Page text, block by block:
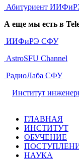
Абитуриент
А еще мы есть в
ИИФиРЭ СФУ
AstroSFU Channel
РадиоЛаба СФУ
Институт
ГЛАВНАЯ
ИНСТИТУТ
ОБУЧЕНИЕ
НАУКА